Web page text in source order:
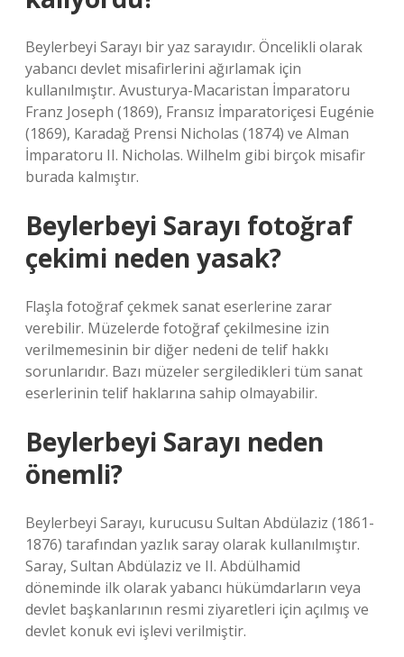
Beylerbeyi Sarayı bir yaz sarayıdır. Öncelikli olarak
yabancı devlet misafirlerini ağırlamak için
kullanılmıştır. Avusturya-Macaristan İmparatoru
Franz Joseph (1869), Fransız İmparatoriçesi Eugénie
(1869), Karadağ Prensi Nicholas (1874) ve Alman
İmparatoru II. Nicholas. Wilhelm gibi birçok misafir
burada kalmıştır.
Beylerbeyi Sarayı fotoğraf
çekimi neden yasak?
Flaşla fotoğraf çekmek sanat eserlerine zarar
verebilir. Müzelerde fotoğraf çekilmesine izin
verilmemesinin bir diğer nedeni de telif hakkı
sorunlarıdır. Bazı müzeler sergiledikleri tüm sanat
eserlerinin telif haklarına sahip olmayabilir.
Beylerbeyi Sarayı neden
önemli?
Beylerbeyi Sarayı, kurucusu Sultan Abdülaziz (1861-
1876) tarafından yazlık saray olarak kullanılmıştır.
Saray, Sultan Abdülaziz ve II. Abdülhamid
döneminde ilk olarak yabancı hükümdarların veya
devlet başkanlarının resmi ziyaretleri için açılmış ve
devlet konuk evi işlevi verilmiştir.